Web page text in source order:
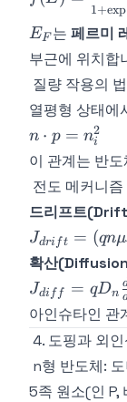
- E_F}
1+exp
E_F
EF 는페르미
부근에 위치합
질량 작용의
열평형 상태에
n
\cdot
p =
n_i^2
n ⋅ p = ni
2
이 관계는 반
전도 메커니즘
드리프트
Jdri ft = (qnμ
확산
Jdi f f = qDn
아인슈타인 관
4. 도핑과 외
n형 반도체:
5족 원소(인 P,